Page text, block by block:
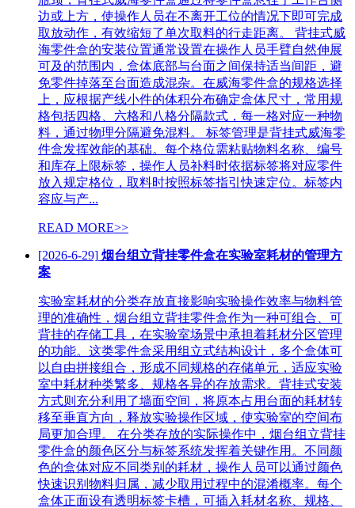
边或上方，使操作人员在不离开工位的情况下即可完成
取放动作，有效缩短了单次取料的行走距离。 背挂式威
海零件盒的安装位置通常设置在操作人员手臂自然伸展
可及的范围内，盒体底部与台面之间保持适当间距，避
免零件掉落至台面造成混杂。在威海零件盒的规格选择
上，应根据产线小件的体积分布确定盒体尺寸，常用规
格包括四格、六格和八格分隔款式，每一格对应一种物
料，通过物理分隔避免混料。 标签管理是背挂式威海零
件盒发挥效能的基础。每个格位需粘贴物料名称、编号
和库存上限标签，操作人员补料时依据标签将对应零件
放入规定格位，取料时按照标签指引快速定位。标签内
容应与产...
READ MORE>>
[2026-6-29] 烟台组立背挂零件盒在实验室耗材的管理方
案
实验室耗材的分类存放直接影响实验操作效率与物料管
理的准确性，烟台组立背挂零件盒作为一种可组合、可
背挂的存储工具，在实验室场景中承担着耗材分区管理
的功能。这类零件盒采用组立式结构设计，多个盒体可
以自由拼接组合，形成不同规格的存储单元，适应实验
室中耗材种类繁多、规格各异的存放需求。背挂式安装
方式则充分利用了墙面空间，将原本占用台面的耗材转
移至垂直方向，释放实验操作区域，使实验室的空间布
局更加合理。 在分类存放的实际操作中，烟台组立背挂
零件盒的颜色区分与标签系统发挥着关键作用。不同颜
色的盒体对应不同类别的耗材，操作人员可以通过颜色
快速识别物料归属，减少取用过程中的混淆概率。每个
盒体正面设有透明标签卡槽，可插入耗材名称、规格、